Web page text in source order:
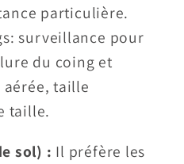
particulière.
surveillance pour
du coing et
taille
taille.
sol) : Il préfère les